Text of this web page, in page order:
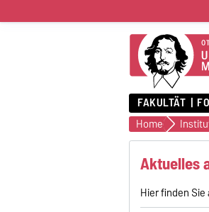
FAKULTÄT
Home
Aktuelles
Hier finden